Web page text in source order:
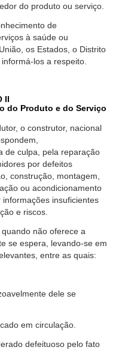
do produto ou serviço.
de
à saúde ou
os Estados, o Distrito
los a respeito.
II
do Produto e do Serviço
o construtor, nacional
de culpa, pela reparação
por defeitos
construção, montagem,
ou acondicionamento
insuficientes
e riscos.
não oferece a
se espera, levando-se em
entre as quais:
dele se
em circulação.
defeituoso pelo fato